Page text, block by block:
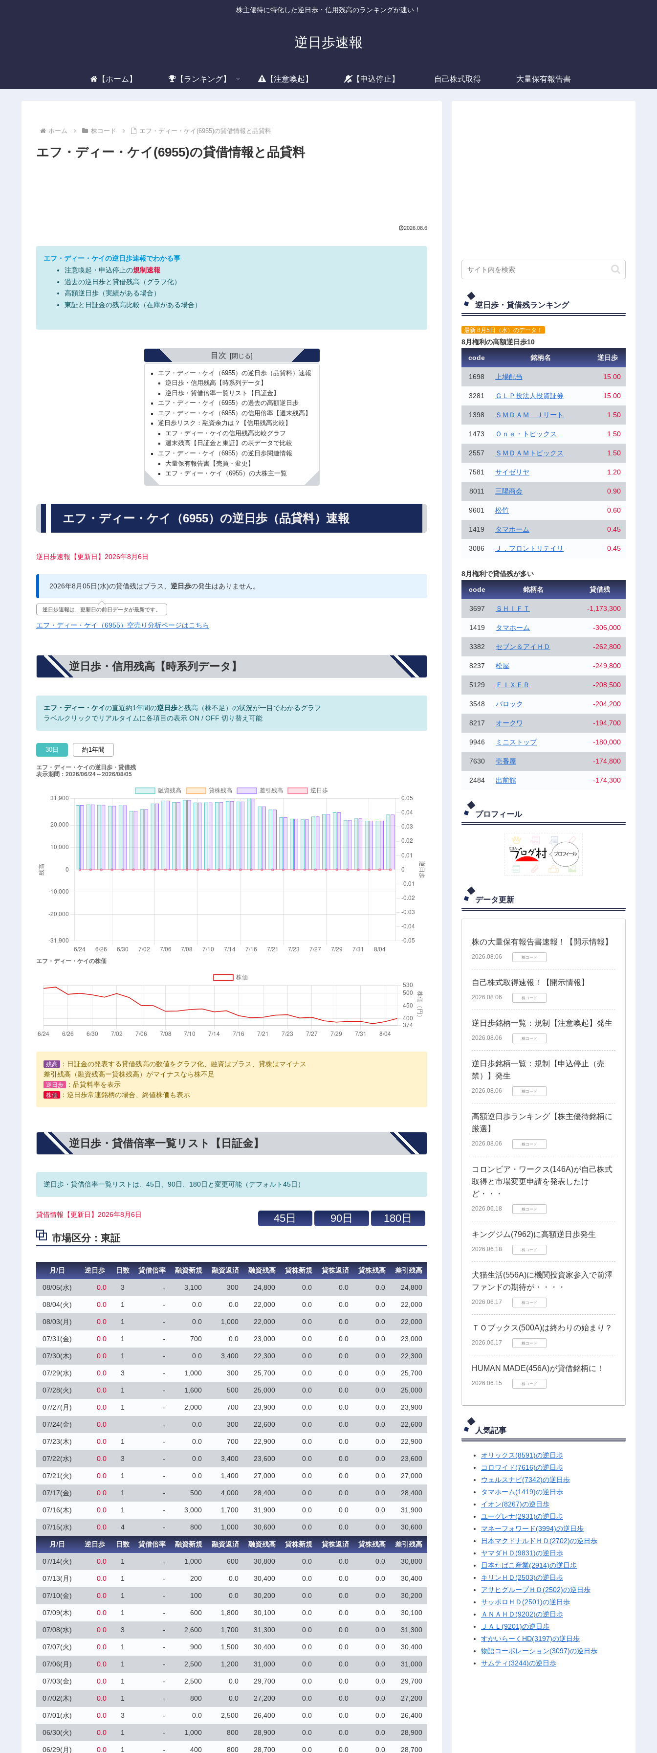
株主優待に特化した逆日歩・信用残高のランキングが速い！
逆日歩速報
【ホーム】 【ランキング】 【注意喚起】 【申込停止】 自己株式取得 大量保有報告書
ホーム 株コード エフ・ディー・ケイ(6955)の貸借情報と品貸料
エフ・ディー・ケイ(6955)の貸借情報と品貸料
2026.08.6
エフ・ディー・ケイの逆日歩速報でわかる事
注意喚起・申込停止の規制速報
過去の逆日歩と貸借残高（グラフ化）
高額逆日歩（実績がある場合）
東証と日証金の残高比較（在庫がある場合）
目次
エフ・ディー・ケイ（6955）の逆日歩（品貸料）速報
逆日歩・信用残高【時系列データ】
逆日歩・貸借倍率一覧リスト【日証金】
エフ・ディー・ケイ（6955）の過去の高額逆日歩
エフ・ディー・ケイ（6955）の信用倍率【週末残高】
逆日歩リスク：融資余力は？【信用残高比較】
エフ・ディー・ケイの信用残高比較グラフ
週末残高【日証金と東証】の表データで比較
エフ・ディー・ケイ（6955）の逆日歩関連情報
大量保有報告書【売買・変更】
エフ・ディー・ケイ（6955）の大株主一覧
エフ・ディー・ケイ（6955）の逆日歩（品貸料）速報
逆日歩速報【更新日】2026年8月6日
2026年8月05日(水)の貸借残はプラス、 逆日歩の発生はありません。
逆日歩速報は、更新日の前日データが最新です。
エフ・ディー・ケイ（6955）空売り分析ページはこちら
逆日歩・信用残高【時系列データ】
エフ・ディー・ケイの直近約1年間の逆日歩と残高（株不足）の状況が一目でわかるグラフ
ラベルクリックでリアルタイムに各項目の表示 ON / OFF 切り替え可能
30日 約1年間
残高
：日証金の発表する貸借残高の数値をグラフ化、融資はプラス、貸株はマイナス
差引残高（融資残高ー貸株残高）がマイナスなら株不足
逆日歩 ：品貸料率を表示
株価 ：逆日歩常連銘柄の場合、終値株価も表示
逆日歩・貸借倍率一覧リスト【日証金】
逆日歩・貸借倍率一覧リストは、45日、90日、180日と変更可能（デフォルト45日）
貸借情報【更新日】2026年8月6日
市場区分：東証
月/日 逆日歩 日数 貸借倍率 融資新規 融資返済 融資残高 貸株新規 貸株返済 貸株残高 差引残高
08/05(水) 0.0 3 - 3,100 300 24,800 0.0 0.0 0.0 24,800
08/04(火) 0.0 1 - 0.0 0.0 22,000 0.0 0.0 0.0 22,000
08/03(月) 0.0 1 - 0.0 1,000 22,000 0.0 0.0 0.0 22,000
07/31(金) 0.0 1 - 700 0.0 23,000 0.0 0.0 0.0 23,000
07/30(木) 0.0 1 - 0.0 3,400 22,300 0.0 0.0 0.0 22,300
07/29(水) 0.0 3 - 1,000 300 25,700 0.0 0.0 0.0 25,700
07/28(火) 0.0 1 - 1,600 500 25,000 0.0 0.0 0.0 25,000
07/27(月) 0.0 1 - 2,000 700 23,900 0.0 0.0 0.0 23,900
07/24(金) 0.0 - 0.0 300 22,600 0.0 0.0 0.0 22,600
07/23(木) 0.0 1 - 0.0 700 22,900 0.0 0.0 0.0 22,900
07/22(水) 0.0 3 - 0.0 3,400 23,600 0.0 0.0 0.0 23,600
07/21(火) 0.0 1 - 0.0 1,400 27,000 0.0 0.0 0.0 27,000
07/17(金) 0.0 1 - 500 4,000 28,400 0.0 0.0 0.0 28,400
07/16(木) 0.0 1 - 3,000 1,700 31,900 0.0 0.0 0.0 31,900
07/15(水) 0.0 4 - 800 1,000 30,600 0.0 0.0 0.0 30,600
月/日 逆日歩 日数 貸借倍率 融資新規 融資返済 融資残高 貸株新規 貸株返済 貸株残高 差引残高
07/14(火) 0.0 1 - 1,000 600 30,800 0.0 0.0 0.0 30,800
07/13(月) 0.0 1 - 200 0.0 30,400 0.0 0.0 0.0 30,400
07/10(金) 0.0 1 - 100 0.0 30,200 0.0 0.0 0.0 30,200
07/09(木) 0.0 1 - 600 1,800 30,100 0.0 0.0 0.0 30,100
07/08(水) 0.0 3 - 2,600 1,700 31,300 0.0 0.0 0.0 31,300
07/07(火) 0.0 1 - 900 1,500 30,400 0.0 0.0 0.0 30,400
07/06(月) 0.0 1 - 2,500 1,200 31,000 0.0 0.0 0.0 31,000
07/03(金) 0.0 1 - 2,500 0.0 29,700 0.0 0.0 0.0 29,700
07/02(木) 0.0 1 - 800 0.0 27,200 0.0 0.0 0.0 27,200
07/01(水) 0.0 3 - 0.0 2,500 26,400 0.0 0.0 0.0 26,400
06/30(火) 0.0 1 - 1,000 800 28,900 0.0 0.0 0.0 28,900
06/29(月) 0.0 1 - 400 800 28,700 0.0 0.0 0.0 28,700
逆日歩・貸借残ランキング
最新 8月5日（水）のデータ！
8月権利の高額逆日歩10
code
銘柄名 逆日歩
1698 上場配当 15.00
3281 ＧＬＰ投法人投資証券 15.00
1398 ＳＭＤＡＭ Ｊリート 1.50
1473 Ｏｎｅ・トピックス 1.50
2557 ＳＭＤＡＭトピックス 1.50
7581 サイゼリヤ 1.20
8011 三陽商会 0.90
9601 松竹 0.60
1419 タマホーム 0.45
3086 Ｊ．フロントリテイリ 0.45
8月権利で貸借残が多い
code
銘柄名 貸借残
3697 ＳＨＩＦＴ -1,173,300
1419 タマホーム -306,000
3382 セブン＆アイＨＤ -262,800
8237 松屋 -249,800
5129 ＦＩＸＥＲ -208,500
3548 バロック -204,200
8217 オークワ -194,700
9946 ミニストップ -180,000
7630 壱番屋 -174,800
2484 出前館 -174,300
プロフィール
データ更新
株の大量保有報告書速報！【開示情報】
2026.08.06 株コード
自己株式取得速報！【開示情報】
2026.08.06 株コード
逆日歩銘柄一覧：規制【注意喚起】発生
2026.08.06 株コード
逆日歩銘柄一覧：規制【申込停止（売
禁）】発生
2026.08.06 株コード
高額逆日歩ランキング【株主優待銘柄に
厳選】
2026.08.06 株コード
コロンビア・ワークス(146A)が自己株式
取得と市場変更申請を発表したけ
ど・・・
2026.06.18 株コード
キングジム(7962)に高額逆日歩発生
2026.06.18 株コード
犬猫生活(556A)に機関投資家参入で前澤
ファンドの期待が・・・・
2026.06.17 株コード
ＴＯブックス(500A)は終わりの始まり？
2026.06.17 株コード
HUMAN MADE(456A)が貸借銘柄に！
2026.06.15 株コード
人気記事
オリックス(8591)の逆日歩
コロワイド(7616)の逆日歩
ウェルスナビ(7342)の逆日歩
タマホーム(1419)の逆日歩
イオン(8267)の逆日歩
ユーグレナ(2931)の逆日歩
マネーフォワード(3994)の逆日歩
日本マクドナルドＨＤ(2702)の逆日歩
ヤマダＨＤ(9831)の逆日歩
日本たばこ産業(2914)の逆日歩
キリンＨＤ(2503)の逆日歩
アサヒグループＨＤ(2502)の逆日歩
サッポロＨＤ(2501)の逆日歩
ＡＮＡＨＤ(9202)の逆日歩
ＪＡＬ(9201)の逆日歩
すかいらーくHD(3197)の逆日歩
物語コーポレーション(3097)の逆日歩
サムティ(3244)の逆日歩